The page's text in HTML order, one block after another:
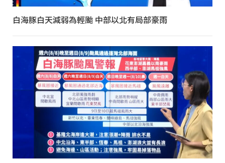
白海豚白天減弱為輕颱 中部以北有局部豪雨